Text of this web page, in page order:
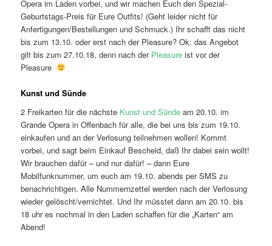
Opera im Laden vorbei, und wir machen Euch den Spezial-
Geburtstags-Preis für Eure Outfits! (Geht leider nicht für
Anfertigungen/Bestellungen und Schmuck.) Ihr schafft das nicht
bis zum 13.10. oder erst nach der Pleasure? Ok: das Angebot
gilt bis zum 27.10.18, denn nach derPleasure ist vor der
Pleasure
Kunst und Sünde
2 Freikarten für die nächste Kunst und Sünde am 20.10. im
Grande Opera in Offenbach für alle, die bei uns bis zum 19.10.
einkaufen und an der Verlosung teilnehmen wollen! Kommt
vorbei, und sagt beim Einkauf Bescheid, daß Ihr dabei sein wollt!
Wir brauchen dafür – und nur dafür! – dann Eure
Mobilfunknummer, um euch am 19.10. abends per SMS zu
benachrichtigen. Alle Nummernzettel werden nach der Verlosung
wieder gelöscht/vernichtet. Und Ihr müsstet dann am 20.10. bis
18 uhr es nochmal in den Laden schaffen für die „Karten“ am
Abend!